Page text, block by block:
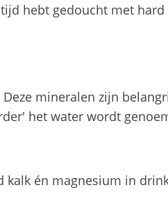
hebt gedoucht met
mineralen zijn
het water wordt
kalk én magnesium in